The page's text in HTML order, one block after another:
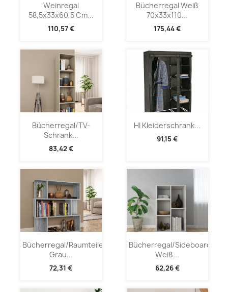
Weinregal
58,5x33x60,5 Cm...
110,57 €
Bücherregal Weiß
70x33x110...
175,44 €
Bücherregal/TV-
Schrank...
83,42 €
HI Kleiderschrank...
91,15 €
Bücherregal/Raumteiler
Grau...
72,31 €
Bücherregal/Sideboard
Weiß...
62,26 €